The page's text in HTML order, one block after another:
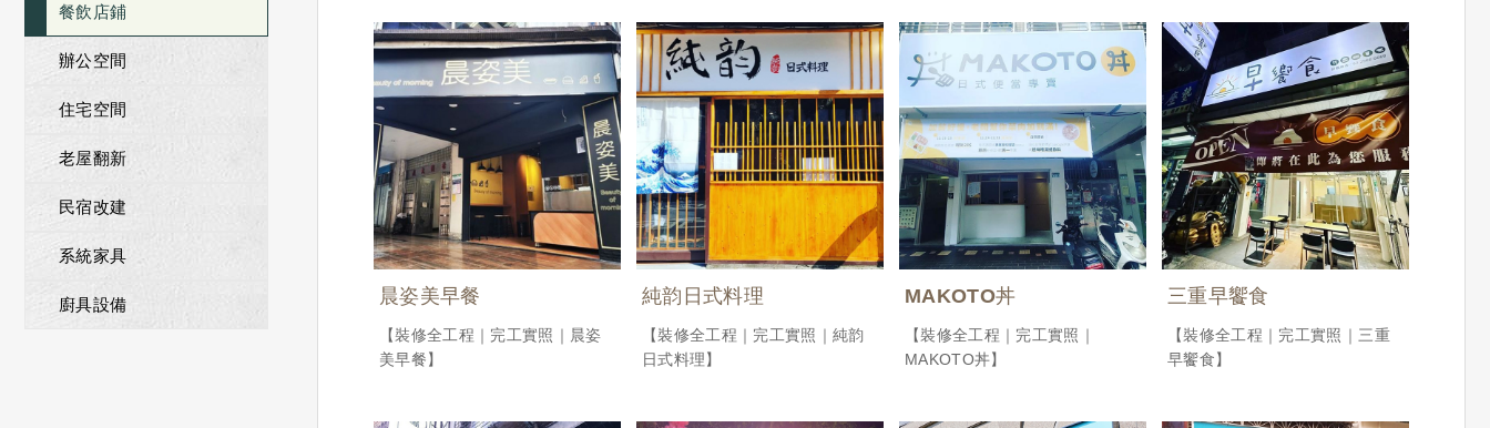
餐飲店鋪
辦公空間
住宅空間
老屋翻新
民宿改建
系統家具
廚具設備 晨姿美早餐
【裝修全工程｜完工實照｜晨姿
美早餐】
純韵日式料理
【裝修全工程｜完工實照｜純韵
日式料理】
MAKOTO丼
【裝修全工程｜完工實照｜
MAKOTO丼】
三重早饗食
【裝修全工程｜完工實照｜三重
早饗食】